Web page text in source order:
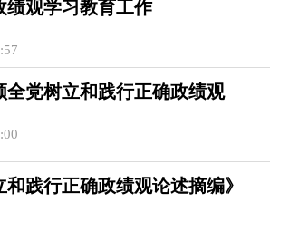
绩观学习教育工作
全党树立和践行正确政绩观
和践行正确政绩观论述摘编》